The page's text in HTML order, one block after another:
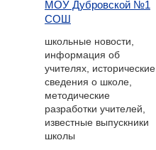
МОУ Дубровской №1
СОШ
школьные новости,
информация об
учителях, исторические
сведения о школе,
методические
разработки учителей,
известные выпускники
школы